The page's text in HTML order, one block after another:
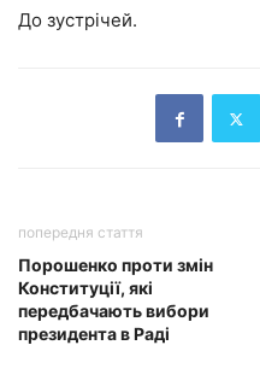
До зустрічей.
попередня стаття
Порошенко проти змін
Конституції, які
передбачають вибори
президента в Раді